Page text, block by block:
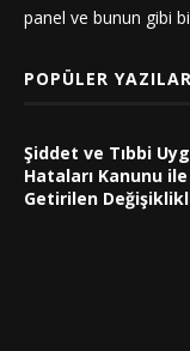
panel ve bunun gibi
POPÜLER YAZILAR
Şiddet ve Tıbbi
Hataları Kanunu ile
Getirilen